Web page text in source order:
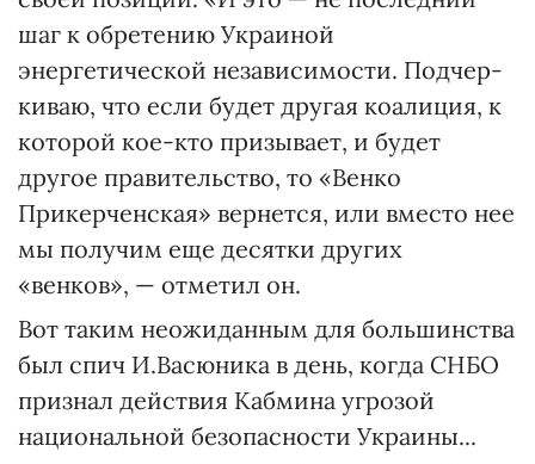
шаг к обретению Украиной
энергетической независимости. Подчер­
киваю, что если будет другая коа­лиция, к
которой кое-кто призывает, и будет
другое правительство, то «Венко
Прикерченская» вернется, или вместо нее
мы получим еще десят­ки других
«венков», — отметил он.
Вот таким неожиданным для большинства
был спич И.Васюника в день, когда СНБО
признал действия Кабмина угрозой
национальной безопасности Украины...